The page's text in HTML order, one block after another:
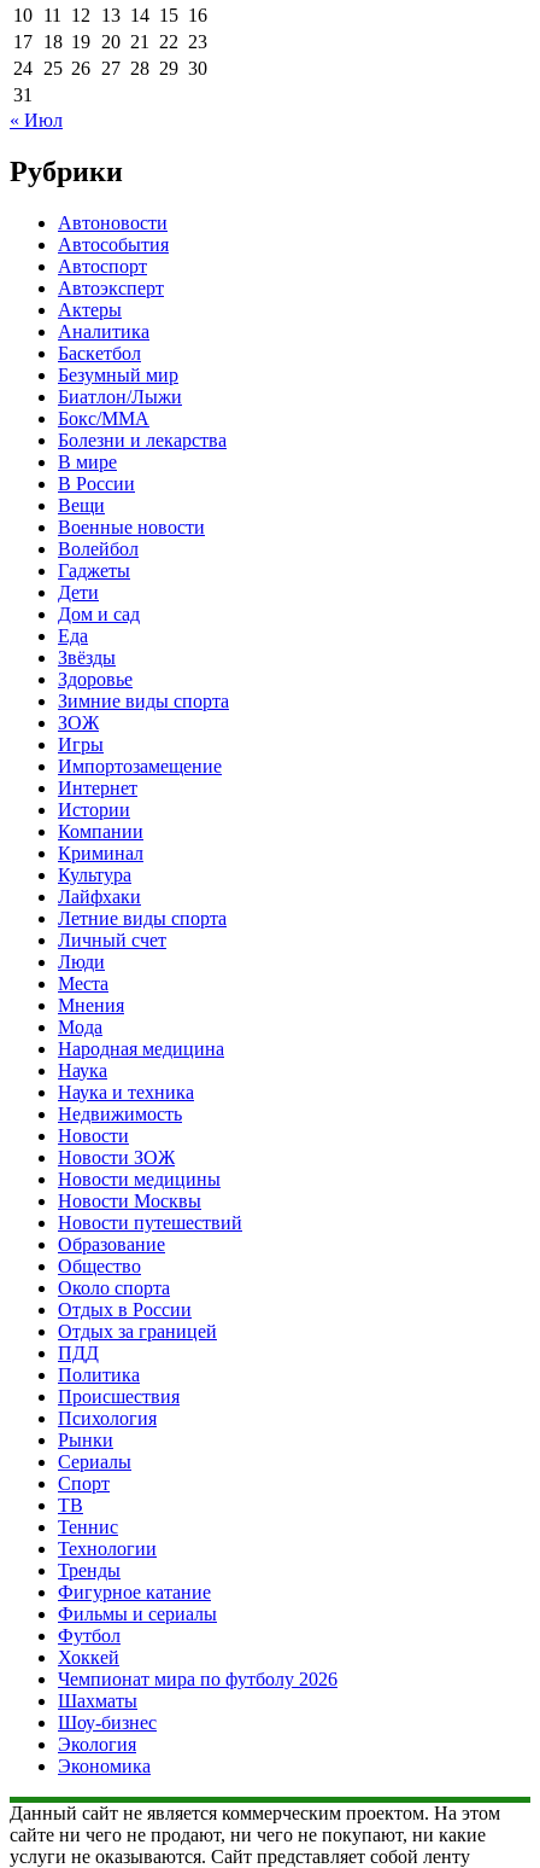
10 11 12 13 14 15 16
17 18 19 20 21 22 23
24 25 26 27 28 29 30
31
« Июл
Рубрики
Автоновости
Автособытия
Автоспорт
Автоэксперт
Актеры
Аналитика
Баскетбол
Безумный мир
Биатлон/Лыжи
Бокс/MMA
Болезни и лекарства
В мире
В России
Вещи
Военные новости
Волейбол
Гаджеты
Дети
Дом и сад
Еда
Звёзды
Здоровье
Зимние виды спорта
ЗОЖ
Игры
Импортозамещение
Интернет
Истории
Компании
Криминал
Культура
Лайфхаки
Летние виды спорта
Личный счет
Люди
Места
Мнения
Мода
Народная медицина
Наука
Наука и техника
Недвижимость
Новости
Новости ЗОЖ
Новости медицины
Новости Москвы
Новости путешествий
Образование
Общество
Около спорта
Отдых в России
Отдых за границей
ПДД
Политика
Происшествия
Психология
Рынки
Сериалы
Спорт
ТВ
Теннис
Технологии
Тренды
Фигурное катание
Фильмы и сериалы
Футбол
Хоккей
Чемпионат мира по футболу 2026
Шахматы
Шоу-бизнес
Экология
Экономика
Данный сайт не является коммерческим проектом. На этом
сайте ни чего не продают, ни чего не покупают, ни какие
услуги не оказываются. Сайт представляет собой ленту